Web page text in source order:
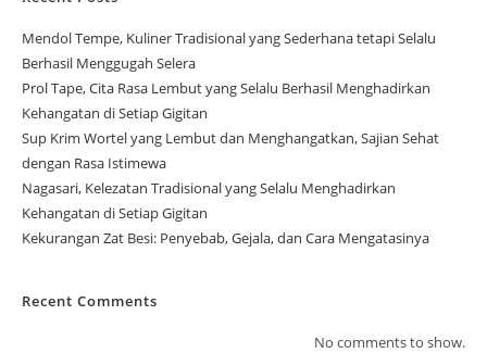
Mendol Tempe, Kuliner Tradisional yang Sederhana tetapi Selalu
Berhasil Menggugah Selera
Prol Tape, Cita Rasa Lembut yang Selalu Berhasil Menghadirkan
Kehangatan di Setiap Gigitan
Sup Krim Wortel yang Lembut dan Menghangatkan, Sajian Sehat
dengan Rasa Istimewa
Nagasari, Kelezatan Tradisional yang Selalu Menghadirkan
Kehangatan di Setiap Gigitan
Kekurangan Zat Besi: Penyebab, Gejala, dan Cara Mengatasinya
Recent Comments
No comments to show.